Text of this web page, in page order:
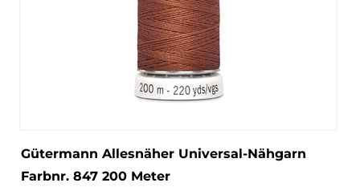
Gütermann Allesnäher Universal-Nähgarn
Farbnr. 847 200 Meter